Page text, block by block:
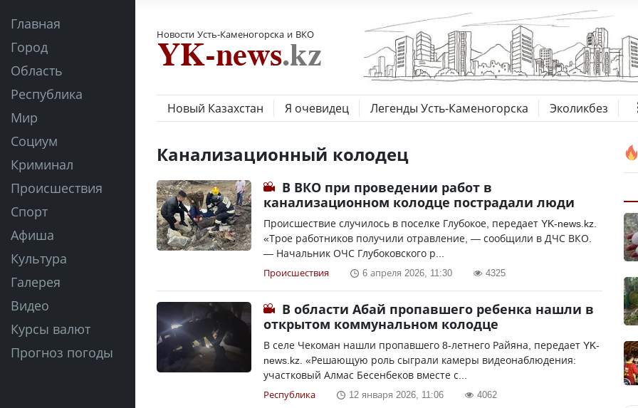
Главная
Город
Область
Республика
Мир
Социум
Криминал
Происшествия
Спорт
Афиша
Культура
Галерея
Видео
Курсы валют
Прогноз погоды
Новости Усть-Каменогорска и ВКО
Новый Казахстан Я очевидец Легенды Усть-Каменогорска Эколикбез
Канализационный колодец
В ВКО при проведении работ в
канализационном колодце пострадали люди
Происшествие случилось в поселке Глубокое, передает YK-news.kz.
«Трое работников получили отравление, — сообщили в ДЧС ВКО.
— Начальник ОЧС Глубоковского р...
Происшествия 6 апреля 2026, 11:30 4325
В области Абай пропавшего ребенка нашли в
открытом коммунальном колодце
В селе Чекоман нашли пропавшего 8-летнего Райяна, передает YK-
news.kz. «Решающую роль сыграли камеры видеонаблюдения:
участковый Алмас Бесенбеков вместе с...
Республика 12 января 2026, 11:06 4062